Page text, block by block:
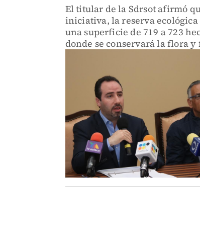
El titular de la Sdrsot afirmó
iniciativa, la reserva ecológica
una superficie de 719 a 723
donde se conservará la flora y